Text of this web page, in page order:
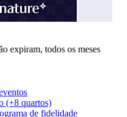
expiram, todos os meses
(+8 quartos)
de fidelidade